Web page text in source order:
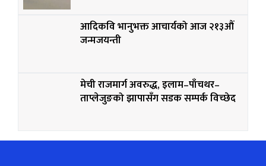
आदिकवि भानुभक्त आचार्यको आज २१३औं
जन्मजयन्ती
मेची राजमार्ग अवरुद्ध, इलाम–पाँचथर–
ताप्लेजुङको झापासँग सडक सम्पर्क विच्छेद